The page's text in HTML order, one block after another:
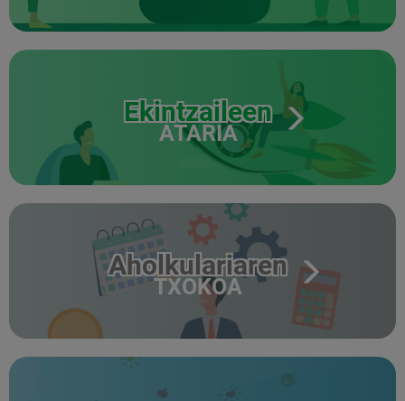
Ekintzaileen
ATARIA
Aholkulariaren
TXOKOA